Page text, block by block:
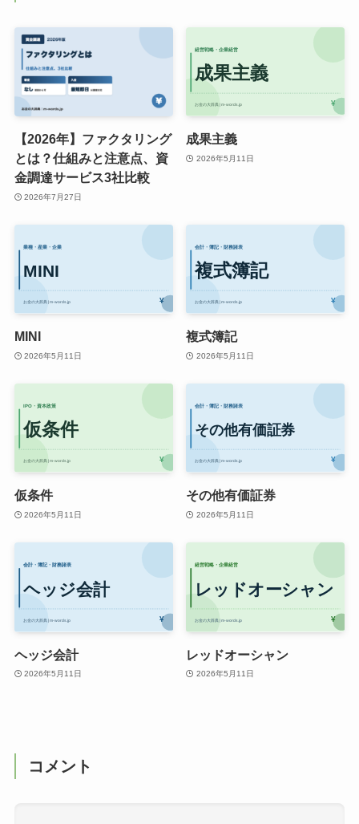
【2026年】ファクタリング
とは？仕組みと注意点、資
金調達サービス3社比較
2026年7月27日
成果主義
2026年5月11日
MINI
2026年5月11日
複式簿記
2026年5月11日
仮条件
2026年5月11日
その他有価証券
2026年5月11日
ヘッジ会計
2026年5月11日
レッドオーシャン
2026年5月11日
コメント